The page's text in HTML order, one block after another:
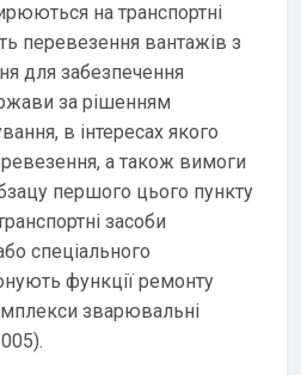
на транспортні
перевезення вантажів з
для забезпечення
за рішенням
в інтересах якого
а також вимоги
першого цього пункту
засоби
спеціального
функції ремонту
зварювальні